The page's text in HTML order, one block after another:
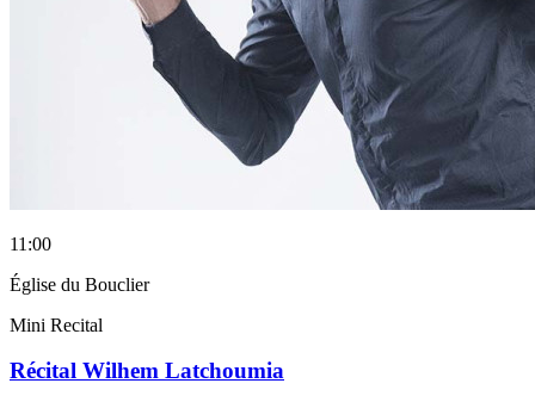
11:00
Église du Bouclier
Mini Recital
Récital Wilhem Latchoumia